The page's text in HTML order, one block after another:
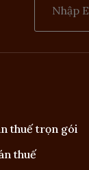
thuế trọn gói
thuế